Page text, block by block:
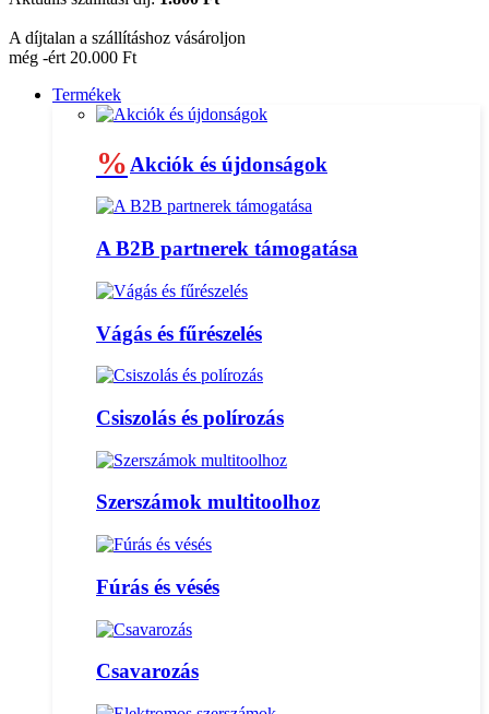
A díjtalan a szállításhoz vásároljon
még -ért 20.000 Ft
Termékek
% Akciók és újdonságok
A B2B partnerek támogatása
Vágás és fűrészelés
Csiszolás és polírozás
Szerszámok multitoolhoz
Fúrás és vésés
Csavarozás